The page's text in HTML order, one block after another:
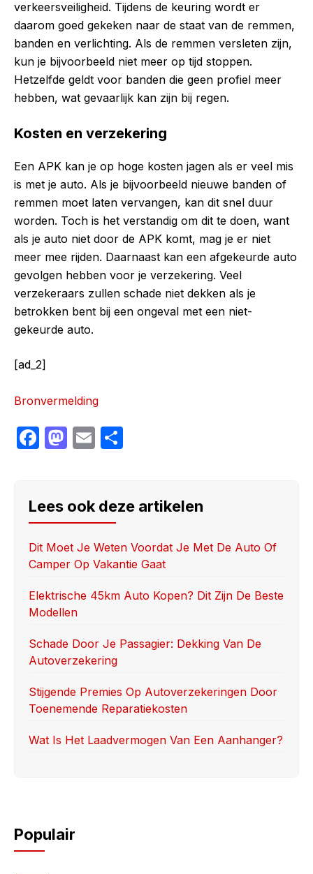
verkeersveiligheid. Tijdens de keuring wordt er
daarom goed gekeken naar de staat van de remmen,
banden en verlichting. Als de remmen versleten zijn,
kun je bijvoorbeeld niet meer op tijd stoppen.
Hetzelfde geldt voor banden die geen profiel meer
hebben, wat gevaarlijk kan zijn bij regen.
Kosten en verzekering
Een APK kan je op hoge kosten jagen als er veel mis
is met je auto. Als je bijvoorbeeld nieuwe banden of
remmen moet laten vervangen, kan dit snel duur
worden. Toch is het verstandig om dit te doen, want
als je auto niet door de APK komt, mag je er niet
meer mee rijden. Daarnaast kan een afgekeurde auto
gevolgen hebben voor je verzekering. Veel
verzekeraars zullen schade niet dekken als je
betrokken bent bij een ongeval met een niet-
gekeurde auto.
[ad_2]
Bronvermelding
F
e
b
o
o
k
M
o
d
o
n
E
e
Lees ook deze artikelen
Dit Moet Je Weten Voordat Je Met De Auto Of
Camper Op Vakantie Gaat
Elektrische 45km Auto Kopen? Dit Zijn De Beste
Modellen
Schade Door Je Passagier: Dekking Van De
Autoverzekering
Stijgende Premies Op Autoverzekeringen Door
Toenemende Reparatiekosten
Wat Is Het Laadvermogen Van Een Aanhanger?
Populair